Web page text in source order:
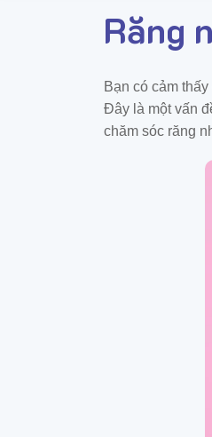
Răng
Bạn có cảm
Đây là một vấn
chăm sóc răng